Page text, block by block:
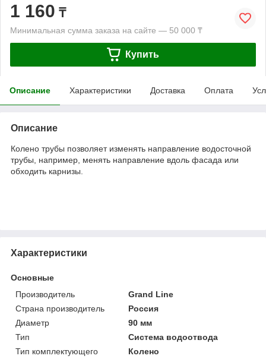
1 160 ₸
Минимальная сумма заказа на сайте — 50 000 ₸
Купить
Описание Характеристики Доставка Оплата
Описание
Колено трубы позволяет изменять направление водосточной
трубы, например, менять направление вдоль фасада или
обходить карнизы.
Характеристики
Основные
Производитель
Grand Line
Страна производитель
Россия
Диаметр
90 мм
Тип
Система водоотвода
Тип комплектующего
Колено